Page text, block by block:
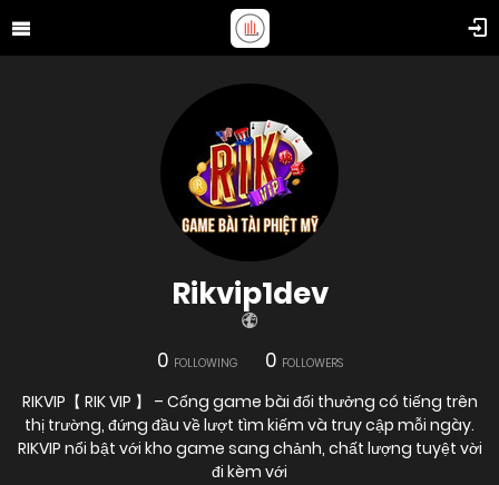
Rikvip1dev
0 FOLLOWING 0 FOLLOWERS
RIKVIP【 RIK VIP 】 – Cổng game bài đổi thưởng có tiếng trên
thị trường, đứng đầu về lượt tìm kiếm và truy cập mỗi ngày.
RIKVIP nổi bật với kho game sang chảnh, chất lượng tuyệt vời
đi kèm với